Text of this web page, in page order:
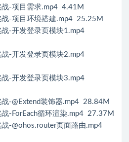
-项目需求.mp4 4.41M
-项目环境搭建.mp4 25.25M
-开发登录页模块1.mp4
-开发登录页模块2.mp4
-开发登录页模块3.mp4
-@Extend装饰器.mp4 28.84M
-ForEach循环渲染.mp4 27.37M
-@ohos.router页面路由.mp4